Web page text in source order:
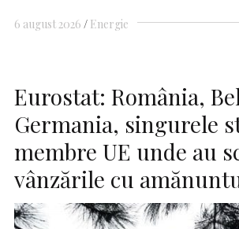
6 august 2026 Energie
Eurostat: România,
Germania, singurele
membre UE unde au
vânzările cu